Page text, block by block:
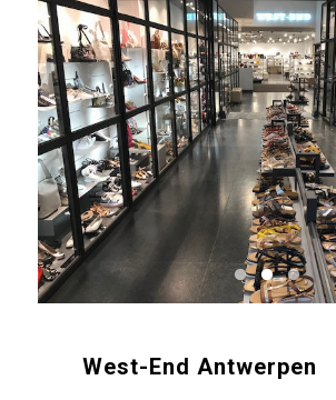
West-End Antwerpen